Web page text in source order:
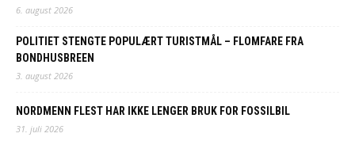
6. august 2026
POLITIET STENGTE POPULÆRT TURISTMÅL – FLOMFARE FRA
BONDHUSBREEN
3. august 2026
NORDMENN FLEST HAR IKKE LENGER BRUK FOR FOSSILBIL
31. juli 2026